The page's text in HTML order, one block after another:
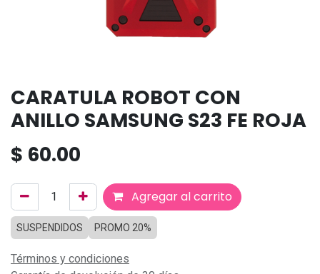
CARATULA ROBOT CON
ANILLO SAMSUNG S23 FE ROJA
$ 60.00
Agregar al carrito
SUSPENDIDOS PROMO 20%
Términos y condiciones